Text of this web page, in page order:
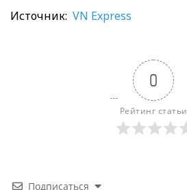
Источник: VN Express
0
Рейтинг статьи
Подписаться